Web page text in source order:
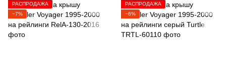
РАСПРОДАЖА
−7%
РАСПРОДАЖА
−6%